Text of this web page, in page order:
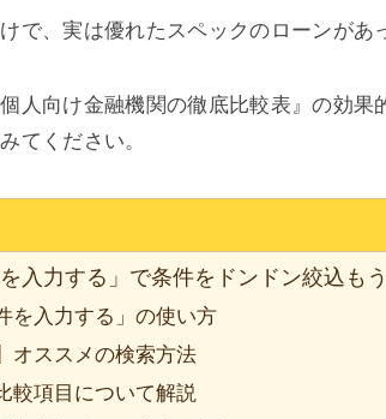
で、実は優れたスペックのローンがあ
人向け金融機関の徹底比較表』の効
てください。
を入力する」で条件をドンドン絞込もう
を入力する」の使い方
オススメの検索方法
較項目について解説